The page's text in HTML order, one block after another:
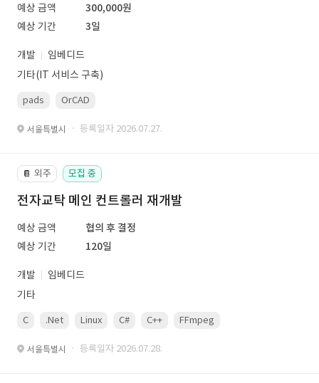
예상 금액
300,000원
예상 기간
3일
개발
임베디드
기타(IT 서비스 구축)
pads OrCAD
서울특별시 · 등록일자 2026.07.27.
📔 외주 모집 중
전자교탁 메인 컨트롤러 재개발
예상 금액
협의 후 결정
예상 기간
120일
개발
임베디드
기타
C .Net Linux C# C++ FFmpeg
서울특별시 · 등록일자 2026.07.28.